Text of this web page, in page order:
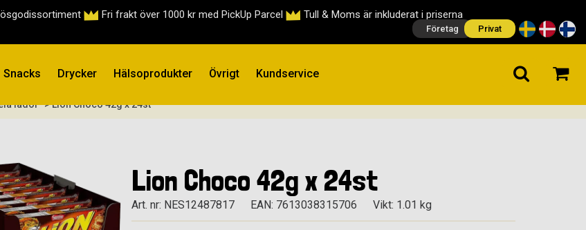
Fri frakt över 1000 kr med PickUp Parcel Tull & Moms är inkluderat i priserna
Företag Privat
Snacks Drycker Hälsoprodukter Övrigt Kundservice
lådor > Lion Choco 42g x 24st
Lion Choco 42g x 24st
Art. nr: NES12487817 EAN: 7613038315706 Vikt: 1.01 kg